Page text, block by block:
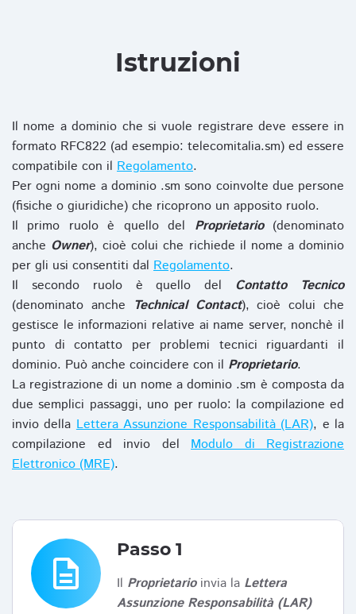
Istruzioni
Il nome a dominio che si vuole registrare deve essere in
formato RFC822 (ad esempio: telecomitalia.sm) ed essere
compatibile con il Regolamento.
Per ogni nome a dominio .sm sono coinvolte due persone
(fisiche o giuridiche) che ricoprono un apposito ruolo.
Il primo ruolo è quello del Proprietario(denominato
anche Owner), cioè colui che richiede il nome a dominio
per gli usi consentiti dal Regolamento.
Il secondo ruolo è quello del Contatto Tecnico
(denominato anche Technical Contact), cioè colui che
gestisce le informazioni relative ai name server, nonchè il
punto di contatto per problemi tecnici riguardanti il
dominio. Può anche coincidere con il Proprietario.
La registrazione di un nome a dominio .sm è composta da
due semplici passaggi, uno per ruolo: la compilazione ed
invio dellaLettera Assunzione Responsabilità (LAR), e la
compilazione ed invio del Modulo di Registrazione
Elettronico (MRE).
description
Passo 1
Il Proprietarioinvia la Lettera
Assunzione Responsabilità (LAR)